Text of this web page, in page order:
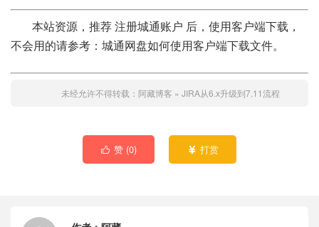
本站资源，推荐 注册城通账户 后，使用客户端下载，
不会用的请参考：城通网盘如何使用客户端下载文件。
未经允许不得转载： 阿藏博客 » JIRA从6.x升级到7.11流程
 赞 (0)  打赏